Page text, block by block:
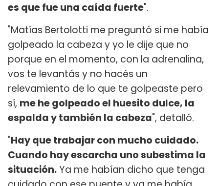
es que fue una caída fuerte".
"Matías Bertolotti me preguntó si me había
golpeado la cabeza y yo le dije que no
porque en el momento, con la adrenalina,
vos te levantás y no hacés un
relevamiento de lo que te golpeaste pero
sí, me he golpeado el huesito dulce, la
espalda y también la cabeza", detalló.
"Hay que trabajar con mucho cuidado.
Cuando hay escarcha uno subestima la
situación.Ya me habían dicho que tenga